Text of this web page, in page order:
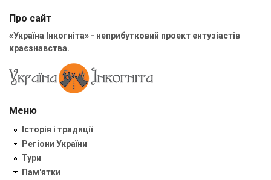
Про сайт
«Україна Інкогніта» - неприбутковий проект ентузіастів
краєзнавства.
Меню
Історія і традиції
Регіони України
Тури
Пам'ятки